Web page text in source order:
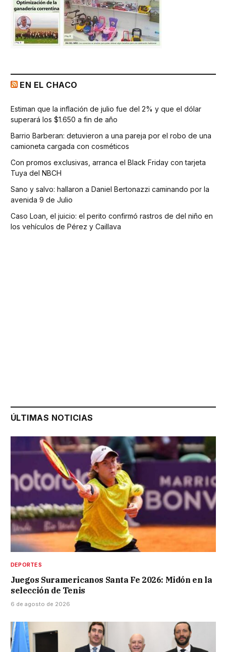
EN EL CHACO
Estiman que la inflación de julio fue del 2% y que el dólar
superará los $1.650 a fin de año
Barrio Barberan: detuvieron a una pareja por el robo de una
camioneta cargada con cosméticos
Con promos exclusivas, arranca el Black Friday con tarjeta
Tuya del NBCH
Sano y salvo: hallaron a Daniel Bertonazzi caminando por la
avenida 9 de Julio
Caso Loan, el juicio: el perito confirmó rastros de del niño en
los vehículos de Pérez y Caillava
ÚLTIMAS NOTICIAS
DEPORTES
Juegos Suramericanos Santa Fe 2026: Midón en la
selección de Tenis
6 de agosto de 2026